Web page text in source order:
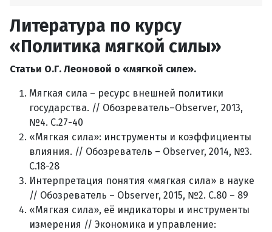
Литература по курсу
«Политика мягкой силы»
Статьи О.Г. Леоновой о «мягкой силе».
Мягкая сила – ресурс внешней политики
государства. // Обозреватель–Observer, 2013,
№4. С.27-40
«Мягкая сила»: инструменты и коэффициенты
влияния. // Обозреватель – Observer, 2014, №3.
С.18-28
Интерпретация понятия «мягкая сила» в науке
// Обозреватель – Observer, 2015, №2. С.80 – 89
«Мягкая сила», её индикаторы и инструменты
измерения // Экономика и управление: